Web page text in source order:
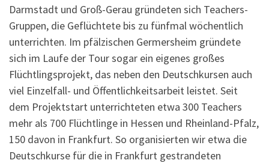
Darmstadt und Groß-Gerau gründeten sich Teachers-
Gruppen, die Geflüchtete bis zu fünfmal wöchentlich
unterrichten. Im pfälzischen Germersheim gründete
sich im Laufe der Tour sogar ein eigenes großes
Flüchtlingsprojekt, das neben den Deutschkursen auch
viel Einzelfall- und Öffentlichkeitsarbeit leistet. Seit
dem Projektstart unterrichteten etwa 300 Teachers
mehr als 700 Flüchtlinge in Hessen und Rheinland-Pfalz,
150 davon in Frankfurt. So organisierten wir etwa die
Deutschkurse für die in Frankfurt gestrandeten